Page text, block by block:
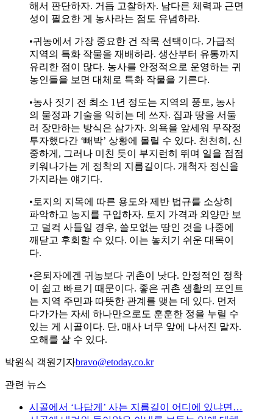
해서 판단하자. 거듭 고찰하자. 남다른 체력과 근면
성이 필요한 게 농사라는 점도 유념하라.
•귀농에서 가장 중요한 건 작목 선택이다. 가급적
지역의 특화 작물을 재배하라. 생산부터 유통까지
유리한 점이 많다. 농사를 안정적으로 운영하는 귀
농인들을 보면 대체로 특화 작물을 기른다.
•농사 짓기 전 최소 1년 정도는 지역의 풍토, 농사
의 물정과 기술을 익히는 데 쓰자. 집과 땅을 서둘
러 장만하는 방식은 삼가자. 의욕을 앞세워 무작정
투자했다간 ‘빼박’ 상황에 몰릴 수 있다. 천천히, 신
중하게, 그러나 미친 듯이 부지런히 뛰며 일을 점점
키워나가는 게 정착의 지름길이다. 개척자 정신을
가지라는 얘기다.
•토지의 지목에 따른 용도와 제반 법규를 소상히
파악하고 농지를 구입하자. 토지 가격과 외양만 보
고 덜컥 사들일 경우, 쓸모없는 땅인 것을 나중에
깨닫고 후회할 수 있다. 이는 놓치기 쉬운 대목이
다.
•은퇴자에겐 귀농보다 귀촌이 낫다. 안정적인 정착
이 쉽고 빠르기 때문이다. 좋은 귀촌 생활의 포인트
는 지역 주민과 따뜻한 관계를 맺는 데 있다. 먼저
다가가는 자세 하나만으로도 훈훈한 정을 누릴 수
있는 게 시골이다. 단, 매사 너무 앞에 나서진 말자.
오해를 살 수 있다.
박원식 객원기자bravo@etoday.co.kr
관련 뉴스
시골에서 ‘나답게’ 사는 지름길이 어디에 있냐면…